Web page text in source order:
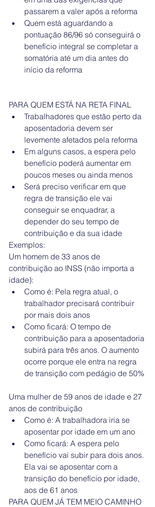
passarem a valer após a reforma
Quem está aguardando a
pontuação 86/96 só conseguirá o
benefício integral se completar a
somatória até um dia antes do
início da reforma
PARA QUEM ESTÁ NA RETA FINAL
Trabalhadores que estão perto da
aposentadoria devem ser
levemente afetados pela reforma
Em alguns casos, a espera pelo
benefício poderá aumentar em
poucos meses ou ainda menos
Será preciso verificar em que
regra de transição ele vai
conseguir se enquadrar, a
depender do seu tempo de
contribuição e da sua idade
Exemplos:
Um homem de 33 anos de
contribuição ao INSS (não importa a
idade):
Como é: Pela regra atual, o
trabalhador precisará contribuir
por mais dois anos
Como ficará: O tempo de
contribuição para a aposentadoria
subirá para três anos. O aumento
ocorre porque ele entra na regra
de transição com pedágio de 50%
Uma mulher de 59 anos de idade e 27
anos de contribuição
Como é: A trabalhadora iria se
aposentar por idade em um ano
Como ficará: A espera pelo
benefício vai subir para dois anos.
Ela vai se aposentar com a
transição do benefício por idade,
aos de 61 anos
PARA QUEM JÁ TEM MEIO CAMINHO